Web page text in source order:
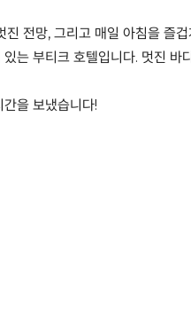
진 전망, 그리고 매일 아침을 즐
는 부티크 호텔입니다. 멋진 바
을 보냈습니다!